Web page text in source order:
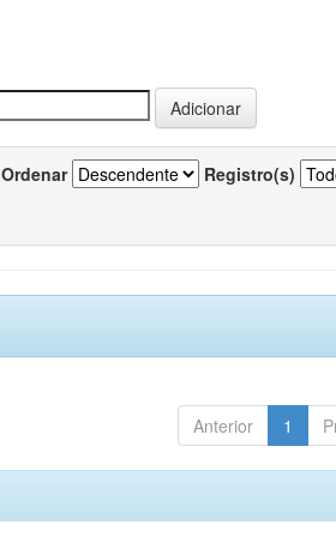
Ordenar Registro(s)
Anterior 1